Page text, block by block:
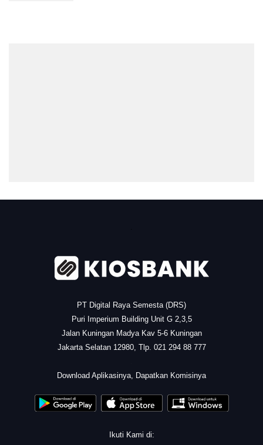
PT Digital Raya Semesta (DRS)
Puri Imperium Building Unit G 2,3,5
Jalan Kuningan Madya Kav 5-6 Kuningan
Jakarta Selatan 12980, Tlp. 021 294 88 777
Download Aplikasinya, Dapatkan Komisinya
Ikuti Kami di: